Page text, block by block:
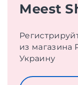
Meest
из магазина
Украину